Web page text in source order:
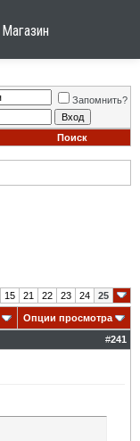
Магазин
Запомнить?
Поиск
15 21 22 23 24 25
Опции просмотра
#241